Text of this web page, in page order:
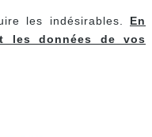
les indésirables. En
les données de vos